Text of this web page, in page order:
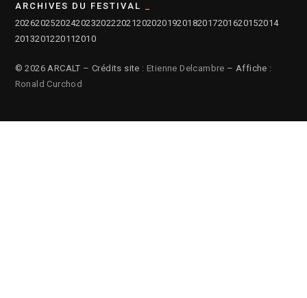
ARCHIVES DU FESTIVAL
2026202520242023202220212020201920182017201620152014
2013201220112010
© 2026 ARCALT – Crédits site : Etienne Delcambre – Affiche :
Ronald Curchod